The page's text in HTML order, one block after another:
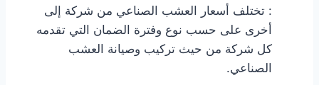
: تختلف أسعار العشب الصناعي من شركة إلى
أخرى على حسب نوع وفترة الضمان التي تقدمه
كل شركة من حيث تركيب وصيانة العشب
الصناعي.